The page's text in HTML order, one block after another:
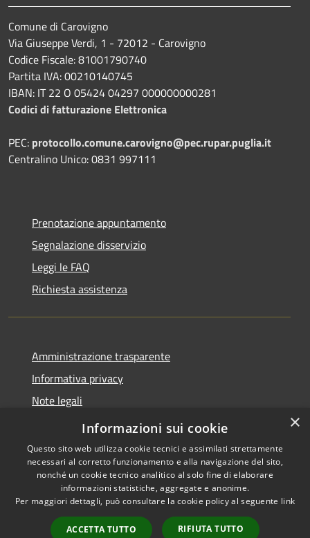
Comune di Carovigno
Via Giuseppe Verdi, 1 - 72012 - Carovigno
Codice Fiscale: 81001790740
Partita IVA: 00210140745
IBAN: IT 22 O 05424 04297 000000000281
Codici di fatturazione Elettronica
PEC: protocollo.comune.carovigno@pec.rupar.puglia.it
Centralino Unico: 0831 997111
Prenotazione appuntamento
Segnalazione disservizio
Leggi le FAQ
Richiesta assistenza
Amministrazione trasparente
Informativa privacy
Note legali
Dichiarazione di accessibilità
Accessibilità
Copyright © 2026 • Comune di
Carovigno • Powered by
Municipium•
Accesso
×
Informazioni sui cookie
Questo sito web utilizza cookie tecnici e assimilati strettamente
necessari al corretto funzionamento e alla navigazione del sito,
nonché un cookie tecnico analitico al solo fine di elaborare
informazioni statistiche, aggregate e anonime.
Per maggiori dettagli, può consultare la cookie policy al seguente link
ACCETTA TUTTO RIFIUTA TUTTO